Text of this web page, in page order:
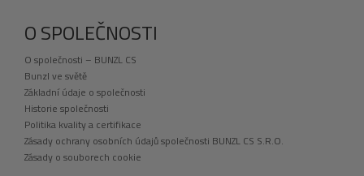
O SPOLEČNOSTI
O společnosti – BUNZL CS
Bunzl ve světě
Základní údaje o společnosti
Historie společnosti
Politika kvality a certifikace
Zásady ochrany osobních údajů společnosti BUNZL CS S.R.O.
Zásady o souborech cookie